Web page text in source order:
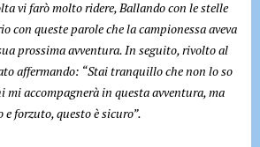
vi farò molto ridere, Ballando con le stelle
con queste parole che la campionessa aveva
prossima avventura. In seguito, rivolto al
affermando: “Stai tranquillo che non lo so
mi accompagnerà in questa avventura, ma
e forzuto, questo è sicuro”.